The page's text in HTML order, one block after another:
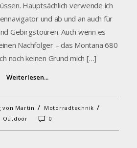
Hauptsächlich verwende ich
und ab und an auch für
Gebirgstouren. Auch wenn es
Nachfolger – das Montana 680
noch keinen Grund mich […]
Weiterlesen...
von Martin / Motorradtechnik /
Outdoor 0